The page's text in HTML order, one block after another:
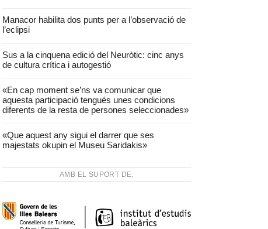
Manacor habilita dos punts per a l’observació de
l’eclipsi
Sus a la cinquena edició del Neuròtic: cinc anys
de cultura crítica i autogestió
«En cap moment se’ns va comunicar que
aquesta participació tengués unes condicions
diferents de la resta de persones seleccionades»
«Que aquest any sigui el darrer que ses
majestats okupin el Museu Saridakis»
AMB EL SUPORT DE: